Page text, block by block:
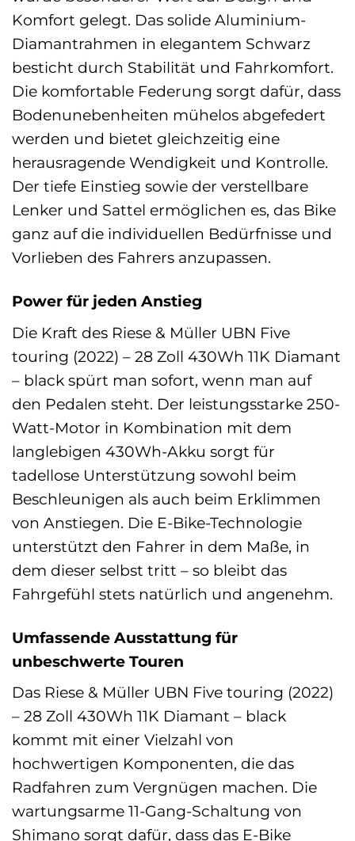
Komfort gelegt. Das solide Aluminium-
Diamantrahmen in elegantem Schwarz
besticht durch Stabilität und Fahrkomfort.
Die komfortable Federung sorgt dafür, dass
Bodenunebenheiten mühelos abgefedert
werden und bietet gleichzeitig eine
herausragende Wendigkeit und Kontrolle.
Der tiefe Einstieg sowie der verstellbare
Lenker und Sattel ermöglichen es, das Bike
ganz auf die individuellen Bedürfnisse und
Vorlieben des Fahrers anzupassen.
Power für jeden Anstieg
Die Kraft des Riese & Müller UBN Five
touring (2022) – 28 Zoll 430Wh 11K Diamant
– black spürt man sofort, wenn man auf
den Pedalen steht. Der leistungsstarke 250-
Watt-Motor in Kombination mit dem
langlebigen 430Wh-Akku sorgt für
tadellose Unterstützung sowohl beim
Beschleunigen als auch beim Erklimmen
von Anstiegen. Die E-Bike-Technologie
unterstützt den Fahrer in dem Maße, in
dem dieser selbst tritt – so bleibt das
Fahrgefühl stets natürlich und angenehm.
Umfassende Ausstattung für
unbeschwerte Touren
Das Riese & Müller UBN Five touring (2022)
– 28 Zoll 430Wh 11K Diamant – black
kommt mit einer Vielzahl von
hochwertigen Komponenten, die das
Radfahren zum Vergnügen machen. Die
wartungsarme 11-Gang-Schaltung von
Shimano sorgt dafür, dass das E-Bike